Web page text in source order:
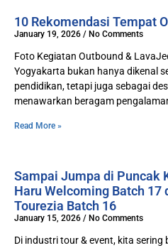
10 Rekomendasi Tempat
January 19, 2026 No Comments
Foto Kegiatan Outbound &
Yogyakarta bukan hanya dikenal
pendidikan, tetapi juga sebagai
menawarkan beragam
Read More »
Sampai Jumpa di Puncak
Haru Welcoming Batch 17
Tourezia Batch 16
January 15, 2026 No Comments
Di industri tour & event, kita